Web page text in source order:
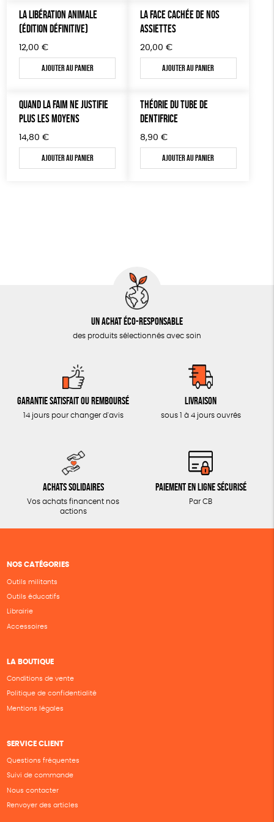
AUTRES OUTILS ÉDUCATIFS
LIVRETS ÉDUCATIFS
POSTERS ÉDUCATIFS
BD / ILLUSTRÉS
ESSAIS
ACCESSOIRES
LA LIBÉRATION ANIMALE
(ÉDITION DÉFINITIVE)
12,00 €
Ajouter au panier
LA FACE CACHÉE DE NOS
ASSIETTES
20,00 €
Ajouter au panier
QUAND LA FAIM NE JUSTIFIE
PLUS LES MOYENS
14,80 €
Ajouter au panier
THÉORIE DU TUBE DE
DENTIFRICE
8,90 €
Ajouter au panier
Un achat éco-responsable
des produits sélectionnés avec soin
Garantie satisfait ou remboursé
14 jours pour changer d'avis
Livraison
sous 1 à 4 jours ouvrés
Achats solidaires
Vos achats financent nos
actions
Paiement en ligne sécurisé
Par CB
NOS CATÉGORIES
Outils militants
Outils éducatifs
Librairie
Accessoires
LA BOUTIQUE
Conditions de vente
Politique de confidentialité
Mentions légales
SERVICE CLIENT
Questions fréquentes
Suivi de commande
Nous contacter
Renvoyer des articles